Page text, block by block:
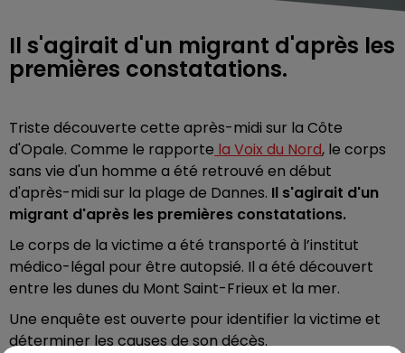
Il s'agirait d'un migrant d'après les
premières constatations.
Triste découverte cette après-midi sur la Côte
d'Opale. Comme le rapporte la Voix du Nord, le corps
sans vie d'un homme a été retrouvé en début
d'après-midi sur la plage de Dannes. Il s'agirait d'un
migrant d'après les premières constatations.
Le corps de la victime a été transporté à l’institut
médico-légal pour être autopsié. Il a été découvert
entre les dunes du Mont Saint-Frieux et la mer.
Une enquête est ouverte pour identifier la victime et
déterminer les causes de son décès.